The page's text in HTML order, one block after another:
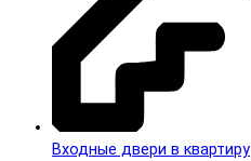
Входные двери в квартиру